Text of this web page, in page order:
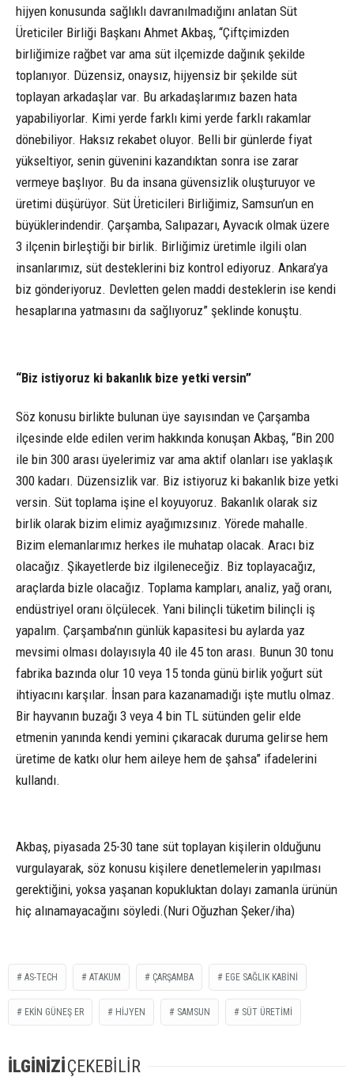
hijyen konusunda sağlıklı davranılmadığını anlatan Süt
Üreticiler Birliği Başkanı Ahmet Akbaş, “Çiftçimizden
birliğimize rağbet var ama süt ilçemizde dağınık şekilde
toplanıyor. Düzensiz, onaysız, hijyensiz bir şekilde süt
toplayan arkadaşlar var. Bu arkadaşlarımız bazen hata
yapabiliyorlar. Kimi yerde farklı kimi yerde farklı rakamlar
dönebiliyor. Haksız rekabet oluyor. Belli bir günlerde fiyat
yükseltiyor, senin güvenini kazandıktan sonra ise zarar
vermeye başlıyor. Bu da insana güvensizlik oluşturuyor ve
üretimi düşürüyor. Süt Üreticileri Birliğimiz, Samsun’un en
büyüklerindendir. Çarşamba, Salıpazarı, Ayvacık olmak üzere
3 ilçenin birleştiği bir birlik. Birliğimiz üretimle ilgili olan
insanlarımız, süt desteklerini biz kontrol ediyoruz. Ankara’ya
biz gönderiyoruz. Devletten gelen maddi desteklerin ise kendi
hesaplarına yatmasını da sağlıyoruz” şeklinde konuştu.
“Biz istiyoruz ki bakanlık bize yetki versin”
Söz konusu birlikte bulunan üye sayısından ve Çarşamba
ilçesinde elde edilen verim hakkında konuşan Akbaş, “Bin 200
ile bin 300 arası üyelerimiz var ama aktif olanları ise yaklaşık
300 kadarı. Düzensizlik var. Biz istiyoruz ki bakanlık bize yetki
versin. Süt toplama işine el koyuyoruz. Bakanlık olarak siz
birlik olarak bizim elimiz ayağımızsınız. Yörede mahalle.
Bizim elemanlarımız herkes ile muhatap olacak. Aracı biz
olacağız. Şikayetlerde biz ilgileneceğiz. Biz toplayacağız,
araçlarda bizle olacağız. Toplama kampları, analiz, yağ oranı,
endüstriyel oranı ölçülecek. Yani bilinçli tüketim bilinçli iş
yapalım. Çarşamba’nın günlük kapasitesi bu aylarda yaz
mevsimi olması dolayısıyla 40 ile 45 ton arası. Bunun 30 tonu
fabrika bazında olur 10 veya 15 tonda günü birlik yoğurt süt
ihtiyacını karşılar. İnsan para kazanamadığı işte mutlu olmaz.
Bir hayvanın buzağı 3 veya 4 bin TL sütünden gelir elde
etmenin yanında kendi yemini çıkaracak duruma gelirse hem
üretime de katkı olur hem aileye hem de şahsa” ifadelerini
kullandı.
Akbaş, piyasada 25-30 tane süt toplayan kişilerin olduğunu
vurgulayarak, söz konusu kişilere denetlemelerin yapılması
gerektiğini, yoksa yaşanan kopukluktan dolayı zamanla ürünün
hiç alınamayacağını söyledi.(Nuri Oğuzhan Şeker/iha)
AS-TECH ATAKUM ÇARŞAMBA EGE SAĞLIK KABINI
EKIN GÜNEŞ ER HIJYEN SAMSUN SÜT ÜRETIMI
İLGİNİZİÇEKEBİLİR